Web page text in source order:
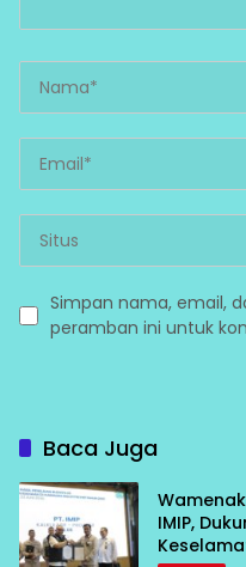
Simpan nama, email,
peramban ini untuk
Baca Juga
IMIP,